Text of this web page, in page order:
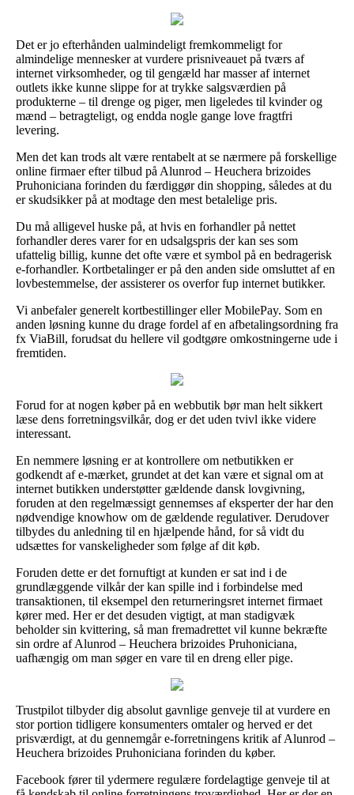
Det er jo efterhånden ualmindeligt fremkommeligt for
almindelige mennesker at vurdere prisniveauet på tværs af
internet virksomheder, og til gengæld har masser af internet
outlets ikke kunne slippe for at trykke salgsværdien på
produkterne – til drenge og piger, men ligeledes til kvinder og
mænd – betragteligt, og endda nogle gange love fragtfri
levering.
Men det kan trods alt være rentabelt at se nærmere på forskellige
online firmaer efter tilbud på Alunrod – Heuchera brizoides
Pruhoniciana forinden du færdiggør din shopping, således at du
er skudsikker på at modtage den mest betalelige pris.
Du må alligevel huske på, at hvis en forhandler på nettet
forhandler deres varer for en udsalgspris der kan ses som
ufattelig billig, kunne det ofte være et symbol på en bedragerisk
e-forhandler. Kortbetalinger er på den anden side omsluttet af en
lovbestemmelse, der assisterer os overfor fup internet butikker.
Vi anbefaler generelt kortbestillinger eller MobilePay. Som en
anden løsning kunne du drage fordel af en afbetalingsordning fra
fx ViaBill, forudsat du hellere vil godtgøre omkostningerne ude i
fremtiden.
Forud for at nogen køber på en webbutik bør man helt sikkert
læse dens forretningsvilkår, dog er det uden tvivl ikke videre
interessant.
En nemmere løsning er at kontrollere om netbutikken er
godkendt af e-mærket, grundet at det kan være et signal om at
internet butikken understøtter gældende dansk lovgivning,
foruden at den regelmæssigt gennemses af eksperter der har den
nødvendige knowhow om de gældende regulativer. Derudover
tilbydes du anledning til en hjælpende hånd, for så vidt du
udsættes for vanskeligheder som følge af dit køb.
Foruden dette er det fornuftigt at kunden er sat ind i de
grundlæggende vilkår der kan spille ind i forbindelse med
transaktionen, til eksempel den returneringsret internet firmaet
kører med. Her er det desuden vigtigt, at man stadigvæk
beholder sin kvittering, så man fremadrettet vil kunne bekræfte
sin ordre af Alunrod – Heuchera brizoides Pruhoniciana,
uafhængig om man søger en vare til en dreng eller pige.
Trustpilot tilbyder dig absolut gavnlige genveje til at vurdere en
stor portion tidligere konsumenters omtaler og herved er det
prisværdigt, at du gennemgår e-forretningens kritik af Alunrod –
Heuchera brizoides Pruhoniciana forinden du køber.
Facebook fører til ydermere regulære fordelagtige genveje til at